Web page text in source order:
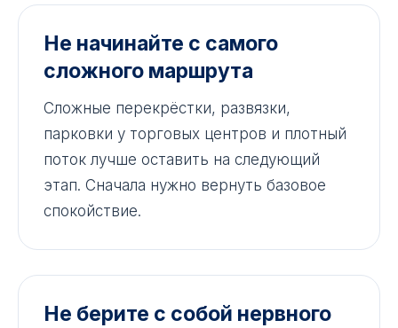
Не начинайте с самого
сложного маршрута
Сложные перекрёстки, развязки,
парковки у торговых центров и плотный
поток лучше оставить на следующий
этап. Сначала нужно вернуть базовое
спокойствие.
Не берите с собой нервного